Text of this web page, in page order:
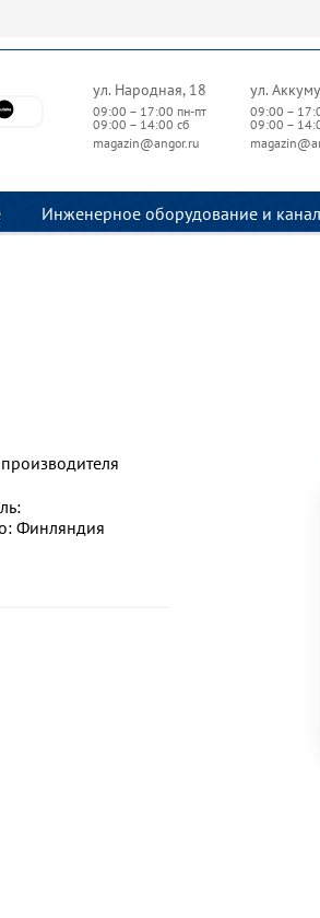
ул. Народная, 18
09:00 – 17:00 пн-пт
09:00 – 14:00 сб
magazin@angor.ru
ул.
09:00 –
09:00 –
Инженерное оборудование и
Финляндия